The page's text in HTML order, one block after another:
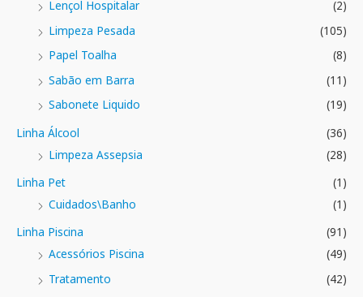
Lençol Hospitalar
(2)
Limpeza Pesada
(105)
Papel Toalha
(8)
Sabão em Barra
(11)
Sabonete Liquido
(19)
Linha Álcool
(36)
Limpeza Assepsia
(28)
Linha Pet
(1)
Cuidados\Banho
(1)
Linha Piscina
(91)
Acessórios Piscina
(49)
Tratamento
(42)